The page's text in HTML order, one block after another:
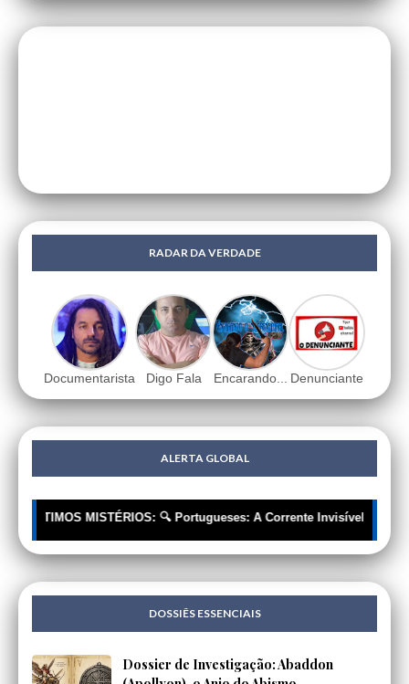
RADAR DA VERDADE
Documentarista Digo Fala Encarando... Denunciante
ALERTA GLOBAL
ÚLTIMOS MISTÉRIOS: 🔍 Portugueses: A Corrente Invisível que
DOSSIÊS ESSENCIAIS
Dossier de Investigação: Abaddon